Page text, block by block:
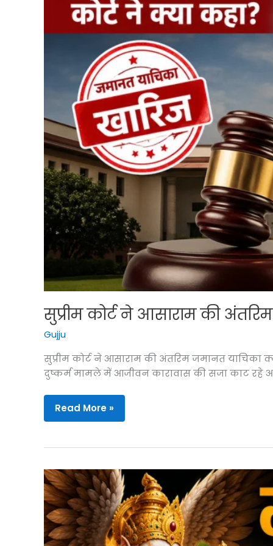
सुप्रीम कोर्ट ने आसाराम की
Gujju
सुप्रीम कोर्ट ने आसाराम की अंतरिम जमानत याचिका
दुष्कर्म मामले में आजीवन कारावास की सजा काट रहे
सुप्रीम
कोर्ट
आसाराम
अंतरिम
जमानत
याचिका
क्यों
खारिज
Read More »